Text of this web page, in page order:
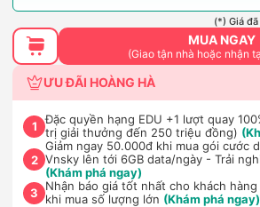
(*) Giá
MUA NGAY
(Giao tận nhà hoặc nhận
ƯU ĐÃI HOÀNG HÀ
1
Đặc quyền hạng EDU +1 lượt quay
trị giải thưởng đến 250 triệu đồng)
2
Giảm ngay 50.000đ khi mua gói cước
Vnsky lên tới 6GB data/ngày - Trải
(Khám phá ngay)
3
Nhận báo giá tốt nhất cho khách
khi mua số lượng lớn (Khám phá ngay)